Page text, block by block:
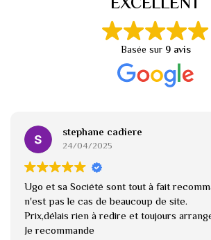
Basée sur 9 avis
stephane cadiere
24/04/2025
Ugo et sa Société sont tout à fait
n'est pas le cas de beaucoup de site.
Prix,délais rien à redire et toujours
Je recommande